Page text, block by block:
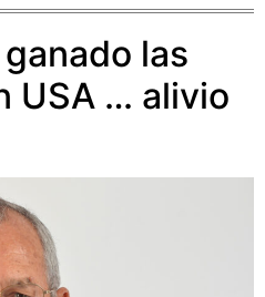
las
USA … alivio